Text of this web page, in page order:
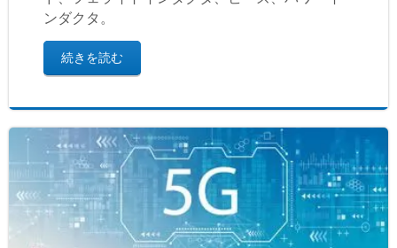
ンダクタ。
続きを読む